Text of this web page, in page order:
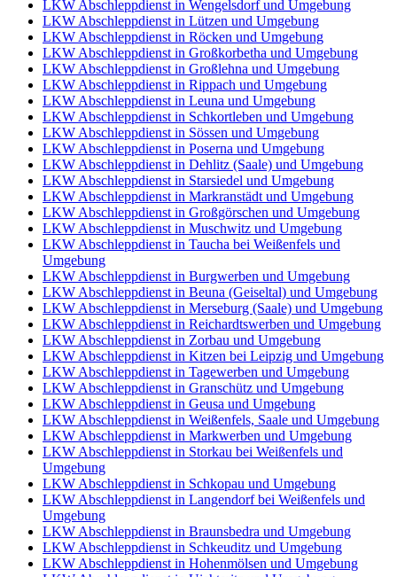
LKW Abschleppdienst in Wengelsdorf und Umgebung
LKW Abschleppdienst in Lützen und Umgebung
LKW Abschleppdienst in Röcken und Umgebung
LKW Abschleppdienst in Großkorbetha und Umgebung
LKW Abschleppdienst in Großlehna und Umgebung
LKW Abschleppdienst in Rippach und Umgebung
LKW Abschleppdienst in Leuna und Umgebung
LKW Abschleppdienst in Schkortleben und Umgebung
LKW Abschleppdienst in Sössen und Umgebung
LKW Abschleppdienst in Poserna und Umgebung
LKW Abschleppdienst in Dehlitz (Saale) und Umgebung
LKW Abschleppdienst in Starsiedel und Umgebung
LKW Abschleppdienst in Markranstädt und Umgebung
LKW Abschleppdienst in Großgörschen und Umgebung
LKW Abschleppdienst in Muschwitz und Umgebung
LKW Abschleppdienst in Taucha bei Weißenfels und
Umgebung
LKW Abschleppdienst in Burgwerben und Umgebung
LKW Abschleppdienst in Beuna (Geiseltal) und Umgebung
LKW Abschleppdienst in Merseburg (Saale) und Umgebung
LKW Abschleppdienst in Reichardtswerben und Umgebung
LKW Abschleppdienst in Zorbau und Umgebung
LKW Abschleppdienst in Kitzen bei Leipzig und Umgebung
LKW Abschleppdienst in Tagewerben und Umgebung
LKW Abschleppdienst in Granschütz und Umgebung
LKW Abschleppdienst in Geusa und Umgebung
LKW Abschleppdienst in Weißenfels, Saale und Umgebung
LKW Abschleppdienst in Markwerben und Umgebung
LKW Abschleppdienst in Storkau bei Weißenfels und
Umgebung
LKW Abschleppdienst in Schkopau und Umgebung
LKW Abschleppdienst in Langendorf bei Weißenfels und
Umgebung
LKW Abschleppdienst in Braunsbedra und Umgebung
LKW Abschleppdienst in Schkeuditz und Umgebung
LKW Abschleppdienst in Hohenmölsen und Umgebung